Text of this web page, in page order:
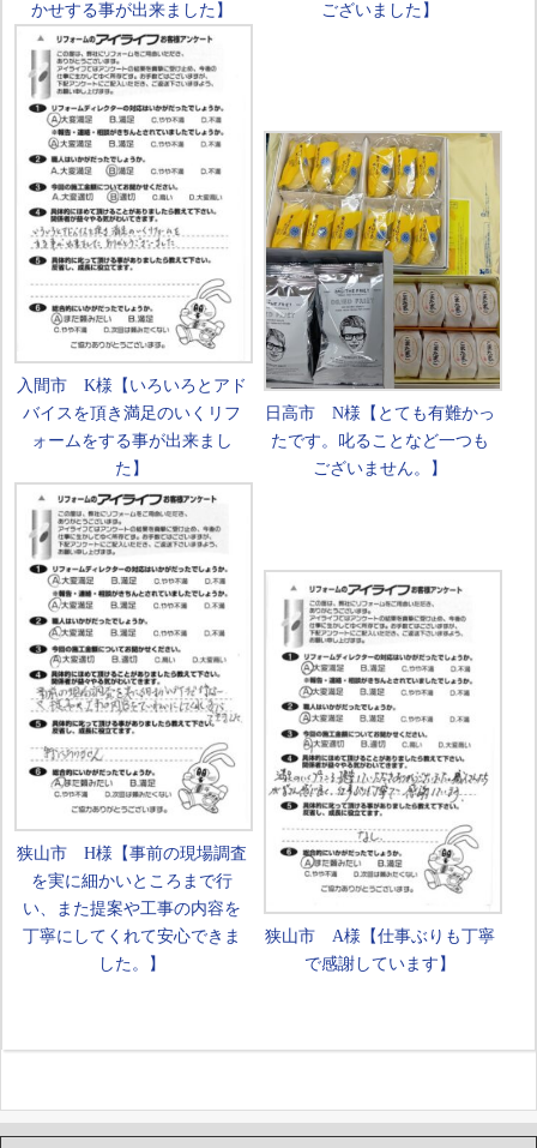
かせする事が出来ました】
ございました】
入間市 K様【いろいろとアド
バイスを頂き満足のいくリフ
ォームをする事が出来まし
た】
日高市 N様【とても有難かっ
たです。叱ることなど一つも
ございません。】
狭山市 H様【事前の現場調査
を実に細かいところまで行
い、また提案や工事の内容を
丁寧にしてくれて安心できま
した。】
狭山市 A様【仕事ぶりも丁寧
で感謝しています】